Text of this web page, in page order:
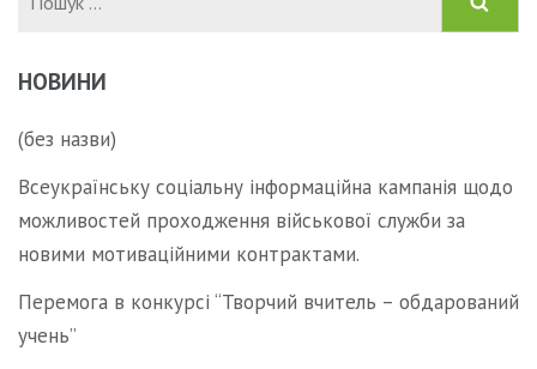
НОВИНИ
(без назви)
Всеукраїнську соціальну інформаційна кампанія щодо
можливостей проходження військової служби за
новими мотиваційними контрактами.
Перемога в конкурсі “Творчий вчитель – обдарований
учень”